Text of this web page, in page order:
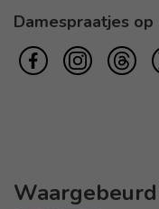
Damespraatjes op
Waargebeurd